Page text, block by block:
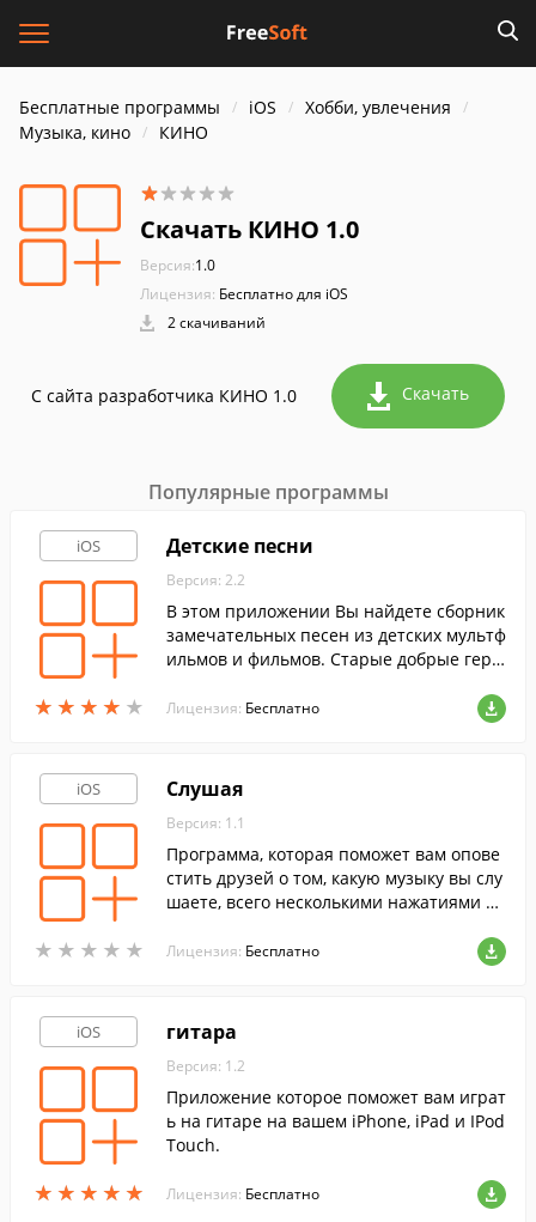
Бесплатные программы iOS
Хобби, увлечения
Музыка, кино
КИНО
Скачать КИНО 1.0
Версия:1.0
Лицензия: Бесплатно для iOS
2 скачиваний
С сайта разработчика КИНО 1.0 Скачать
Популярные программы
iOS
★ ★ ★ ★ ★
★ ★ ★ ★ ★
Детские песни
Версия: 2.2
В этом приложении Вы найдете сборник
замечательных песен из детских мультф
ильмов и фильмов. Старые добрые геро
ть Вашим детям где бы Вы не находилис
Лицензия: Бесплатно
iOS
★ ★ ★ ★ ★
★ ★ ★ ★ ★
Слушая
Версия: 1.1
Программа, которая поможет вам опове
стить друзей о том, какую музыку вы слу
шаете, всего несколькими нажатиями на
Лицензия: Бесплатно
iOS
★ ★ ★ ★ ★
★ ★ ★ ★ ★
гитара
Версия: 1.2
Приложение которое поможет вам играт
ь на гитаре на вашем iPhone, iPad и IPod
Touch.
Лицензия: Бесплатно